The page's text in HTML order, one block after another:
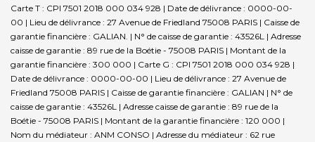
Carte T : CPI 7501 2018 000 034 928 | Date de délivrance : 0000-00-
00 | Lieu de délivrance : 27 Avenue de Friedland 75008 PARIS | Caisse de
garantie financière : GALIAN. | N° de caisse de garantie : 43526L | Adresse
caisse de garantie : 89 rue de la Boétie - 75008 PARIS | Montant de la
garantie financière : 300 000 | Carte G : CPI 7501 2018 000 034 928 |
Date de délivrance : 0000-00-00 | Lieu de délivrance : 27 Avenue de
Friedland 75008 PARIS | Caisse de garantie financière : GALIAN | N° de
caisse de garantie : 43526L | Adresse caisse de garantie : 89 rue de la
Boétie - 75008 PARIS | Montant de la garantie financière : 120 000 |
Nom du médiateur : ANM CONSO | Adresse du médiateur : 62 rue